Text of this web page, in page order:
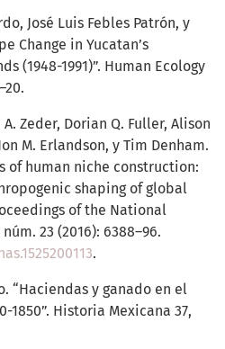
José Luis Febles Patrón, y
Change in Yucatan’s
(1948-1991)”. Human Ecology
Zeder, Dorian Q. Fuller, Alison
M. Erlandson, y Tim Denham.
of human niche construction:
shaping of global
of the National
23 (2016): 6388–96.
.
“Haciendas y ganado en el
1850”. Historia Mexicana 37,